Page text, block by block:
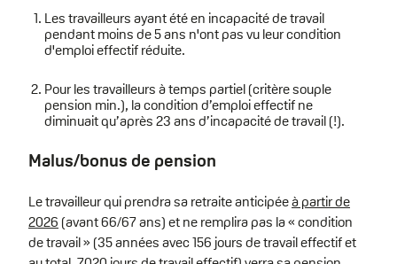
Les travailleurs ayant été en incapacité de travail
pendant moins de 5 ans n'ont pas vu leur condition
d'emploi effectif réduite.
Pour les travailleurs à temps partiel (critère souple
pension min.), la condition d’emploi effectif ne
diminuait qu’après 23 ans d’incapacité de travail (!).
Malus/bonus de pension
Le travailleur qui prendra sa retraite anticipéeà partir de
2026 (avant 66/67 ans) et ne remplira pas la « condition
de travail » (35 années avec 156 jours de travail effectif et